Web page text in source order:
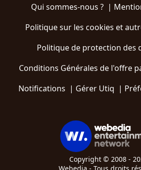
Qui sommes-nous ?|
Politique sur les cookies et
Politique de protection des
Conditions Générales de l'offre
Notifications | Gérer Utiq |
Copyright © 2008 -